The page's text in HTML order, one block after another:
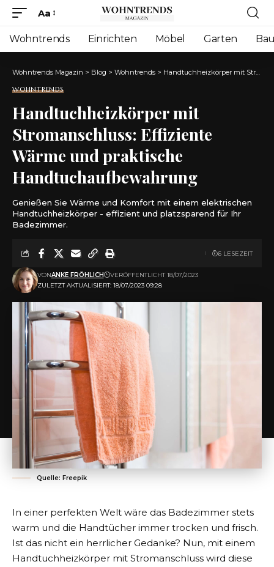
Font
Resizer
Aa
Wohntrends Einrichten Möbel Garten
Wohntrends Magazin > Blog > Wohntrends > Handtuchheizkörper mit Stromanschluss: Effiziente Wärme und praktische Handtuchaufbewahrung
WOHNTRENDS
Handtuchheizkörper mit
Stromanschluss: Effiziente
Wärme und praktische
Handtuchaufbewahrung
Genießen Sie Wärme und Komfort mit einem elektrischen
Handtuchheizkörper - effizient und platzsparend für Ihr
Badezimmer.
ZULETZT AKTUALISIERT: 18/07/2023 09:28
VONANKE FRÖHLICH VERÖFFENTLICHT 18/07/2023
6 LESEZEIT
Quelle: Freepik
In einer perfekten Welt wäre das Badezimmer stets
warm und die Handtücher immer trocken und frisch.
Ist das nicht ein herrlicher Gedanke? Nun, mit einem
Handtuchheizkörper mit Stromanschluss wird diese